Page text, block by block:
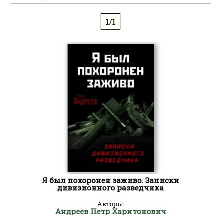
1/1
Я был похоронен заживо. Записки
дивизионного разведчика
Авторы:
Андреев Петр Харитонович